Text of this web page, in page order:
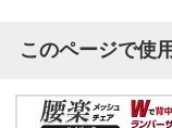
このページで使